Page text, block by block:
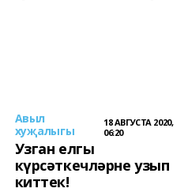
Авыл
хуҗалыгы
18 АВГУСТА 2020,
06:20
Узган елгы
күрсәткечләрне узып
киттек!